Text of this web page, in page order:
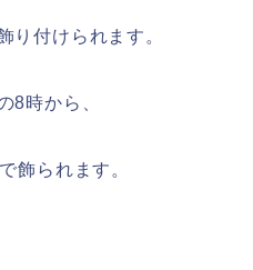
り付けられます。
8時から、
飾られます。